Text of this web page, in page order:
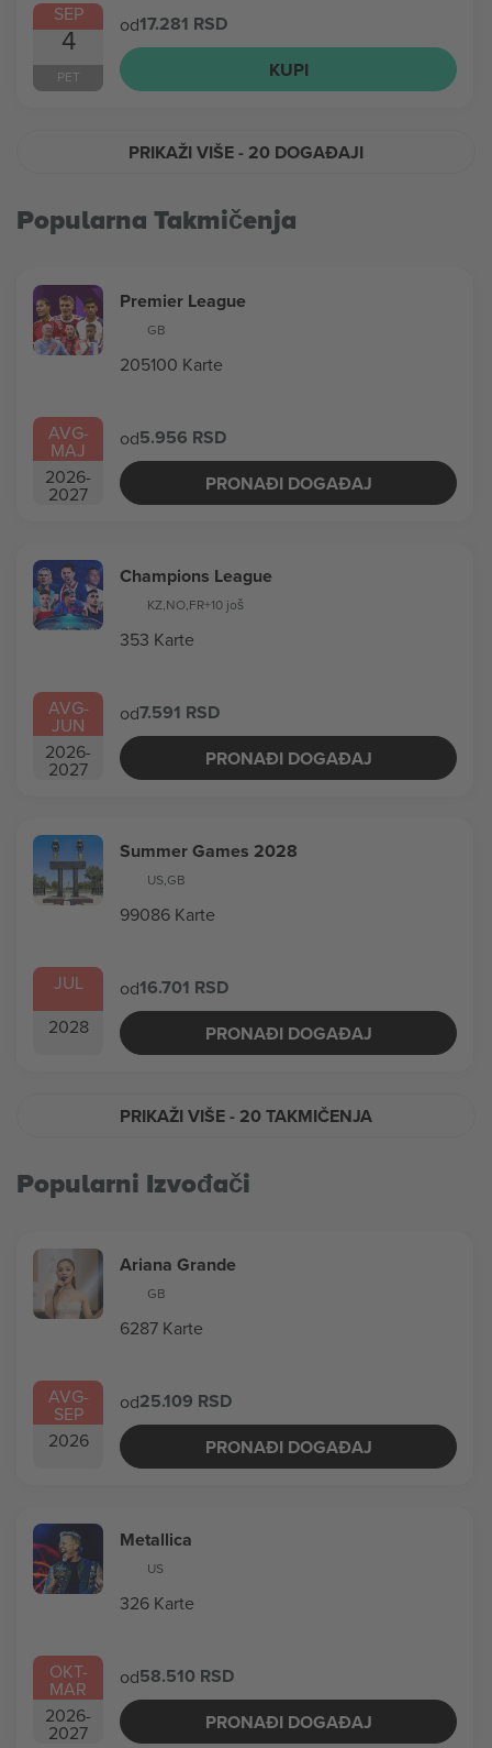
SEP
4
PET
od17.281 RSD
KUPI
PRIKAŽI VIŠE- 20 DOGAĐAJI
Popularna Takmičenja
AVG-
MAJ
2026-
2027
Premier League
GB
205100 Karte
od5.956 RSD
PRONAĐI DOGAĐAJ
AVG-
JUN
2026-
2027
Champions League
KZ,NO,FR+10 još
353 Karte
od7.591 RSD
PRONAĐI DOGAĐAJ
JUL
2028
Summer Games 2028
US,GB
99086 Karte
od16.701 RSD
PRONAĐI DOGAĐAJ
PRIKAŽI VIŠE- 20 TAKMIČENJA
Popularni Izvođači
AVG-
SEP
2026
Ariana Grande
GB
6287 Karte
od25.109 RSD
PRONAĐI DOGAĐAJ
OKT-
MAR
2026-
2027
Metallica
US
326 Karte
od58.510 RSD
PRONAĐI DOGAĐAJ